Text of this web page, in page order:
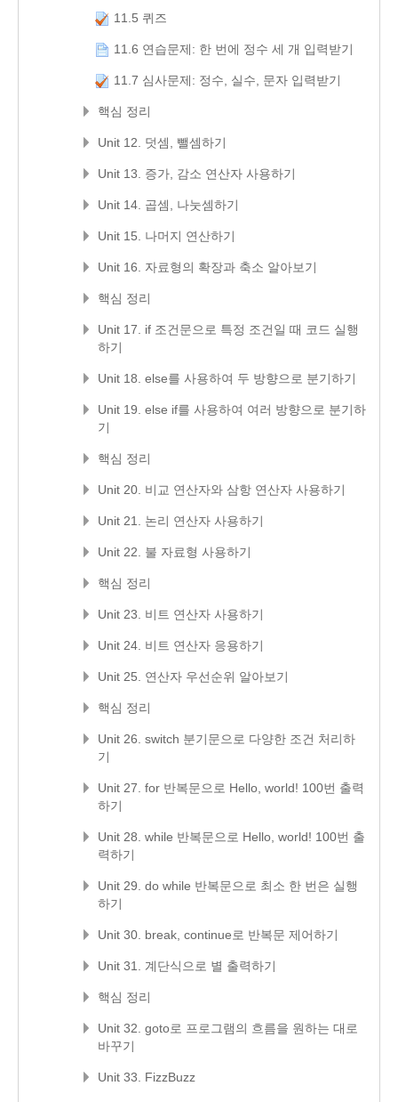
11.5 퀴즈
11.6 연습문제: 한 번에 정수 세 개 입력받기
11.7 심사문제: 정수, 실수, 문자 입력받기
핵심 정리
Unit 12. 덧셈, 뺄셈하기
Unit 13. 증가, 감소 연산자 사용하기
Unit 14. 곱셈, 나눗셈하기
Unit 15. 나머지 연산하기
Unit 16. 자료형의 확장과 축소 알아보기
핵심 정리
Unit 17. if 조건문으로 특정 조건일 때 코드 실행
하기
Unit 18. else를 사용하여 두 방향으로 분기하기
Unit 19. else if를 사용하여 여러 방향으로 분기하
기
핵심 정리
Unit 20. 비교 연산자와 삼항 연산자 사용하기
Unit 21. 논리 연산자 사용하기
Unit 22. 불 자료형 사용하기
핵심 정리
Unit 23. 비트 연산자 사용하기
Unit 24. 비트 연산자 응용하기
Unit 25. 연산자 우선순위 알아보기
핵심 정리
Unit 26. switch 분기문으로 다양한 조건 처리하
기
Unit 27. for 반복문으로 Hello, world! 100번 출력
하기
Unit 28. while 반복문으로 Hello, world! 100번 출
력하기
Unit 29. do while 반복문으로 최소 한 번은 실행
하기
Unit 30. break, continue로 반복문 제어하기
Unit 31. 계단식으로 별 출력하기
핵심 정리
Unit 32. goto로 프로그램의 흐름을 원하는 대로
바꾸기
Unit 33. FizzBuzz